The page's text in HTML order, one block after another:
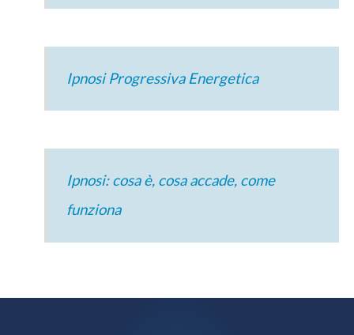
Ipnosi Progressiva Energetica
Ipnosi: cosa è, cosa accade, come
funziona